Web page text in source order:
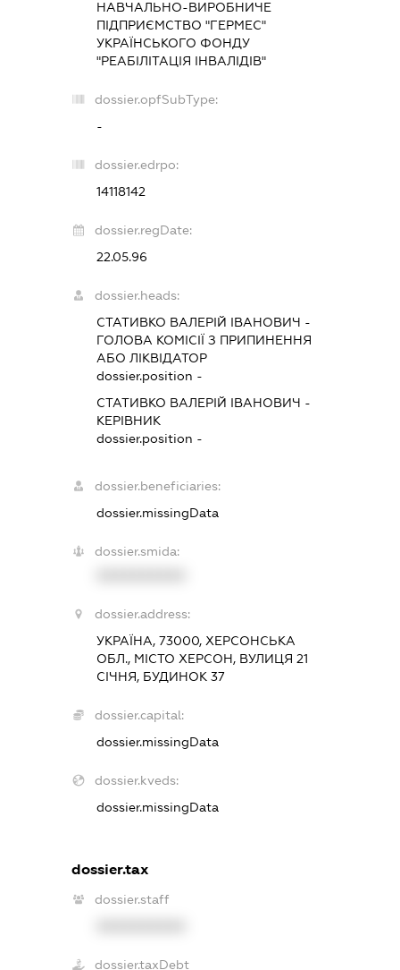
НАВЧАЛЬНО-ВИРОБНИЧЕ
ПІДПРИЄМСТВО "ГЕРМЕС"
УКРАЇНСЬКОГО ФОНДУ
"РЕАБІЛІТАЦІЯ ІНВАЛІДІВ"
dossier.opfSubType:
-
dossier.edrpo:
14118142
dossier.regDate:
22.05.96
dossier.heads:
СТАТИВКО ВАЛЕРІЙ ІВАНОВИЧ -
ГОЛОВА КОМІСІЇ З ПРИПИНЕННЯ
АБО ЛІКВІДАТОР
dossier.position -
СТАТИВКО ВАЛЕРІЙ ІВАНОВИЧ -
КЕРІВНИК
dossier.position -
dossier.beneficiaries:
dossier.missingData
dossier.smida:
dossier.address:
УКРАЇНА, 73000, ХЕРСОНСЬКА
ОБЛ., МІСТО ХЕРСОН, ВУЛИЦЯ 21
СІЧНЯ, БУДИНОК 37
dossier.capital:
dossier.missingData
dossier.kveds:
dossier.missingData
dossier.tax
dossier.staff
dossier.taxDebt